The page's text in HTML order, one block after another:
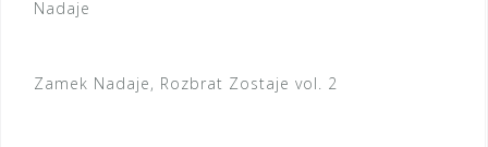
Nadaje
Zamek Nadaje, Rozbrat Zostaje vol. 2